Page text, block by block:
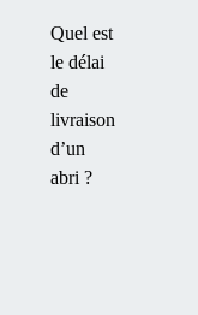
Quel est
le délai
de
livraison
d’un
abri ?